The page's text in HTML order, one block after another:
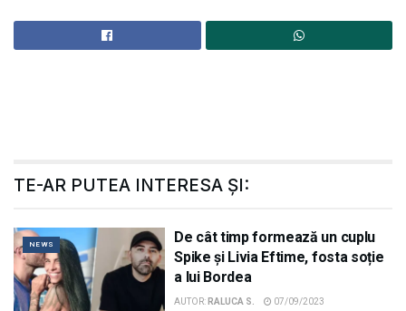
TE-AR PUTEA INTERESA ȘI:
NEWS
De cât timp formează un cuplu
Spike și Livia Eftime, fosta soție
a lui Bordea
AUTOR: RALUCA S. 07/09/2023